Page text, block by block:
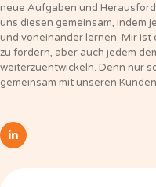
neue Aufgaben und
uns diesen gemeinsam, indem
und voneinander lernen. Mir
zu fördern, aber auch jedem
weiterzuentwickeln. Denn nur
gemeinsam mit unseren